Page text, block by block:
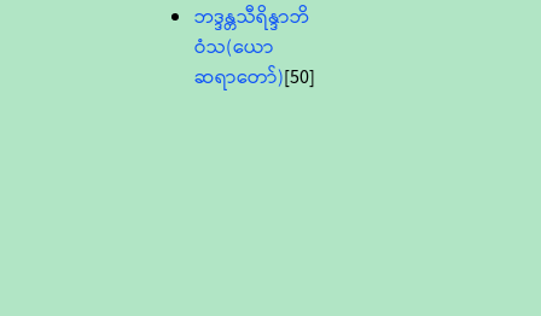
ဘဒ္ဒန္တသီရိန္ဒာဘိ
ဝံသ(ယော
ဆရာတော်)[50]